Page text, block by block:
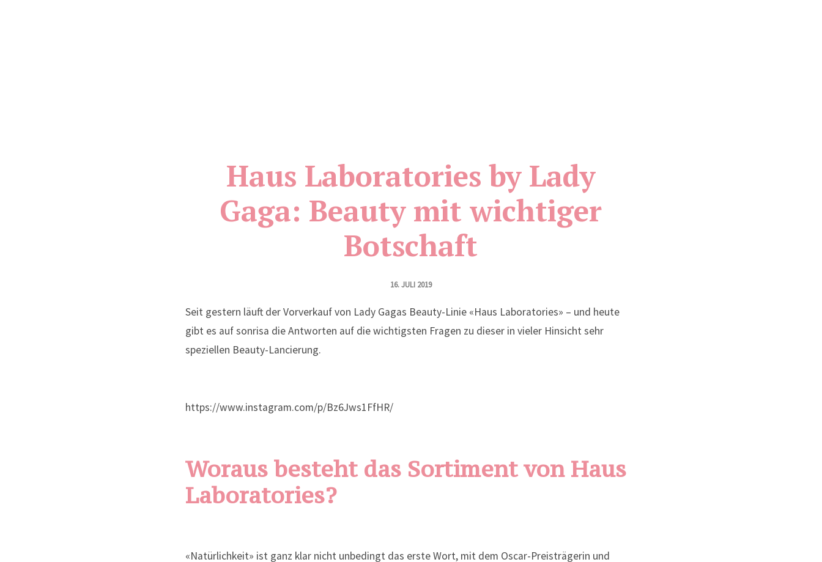
Haus Laboratories by Lady
Gaga: Beauty mit wichtiger
Botschaft
16. JULI 2019
Seit gestern läuft der Vorverkauf von Lady Gagas Beauty-Linie «Haus Laboratories» – und heute
gibt es auf sonrisa die Antworten auf die wichtigsten Fragen zu dieser in vieler Hinsicht sehr
speziellen Beauty-Lancierung.
https://www.instagram.com/p/Bz6Jws1FfHR/
Woraus besteht das Sortiment von Haus
Laboratories?
«Natürlichkeit» ist ganz klar nicht unbedingt das erste Wort, mit dem Oscar-Preisträgerin und